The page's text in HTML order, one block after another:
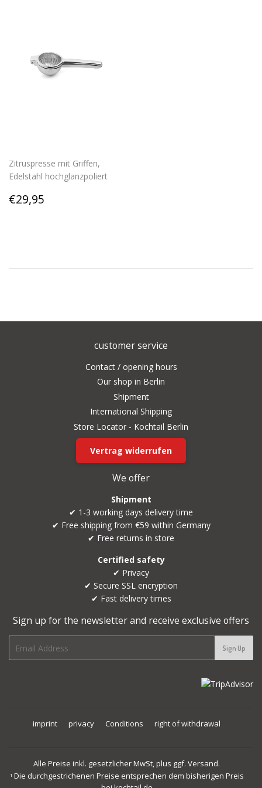
Zitruspresse mit Griffen,
Edelstahl hochglanzpoliert
Regular
price
€29,95
customer service
Contact / opening hours
Our shop in Berlin
Shipment
International Shipping
Store Locator - Kochtail Berlin
Vertrag widerrufen
We offer
Shipment
✔ 1-3 working days delivery time
✔ Free shipping from €59 within Germany
✔ Free returns in store
Certified safety
✔ Privacy
✔ Secure SSL encryption
✔ Fast delivery times
Sign up for the newsletter and receive exclusive offers
mail
Sign Up
imprint privacy Conditions right of withdrawal
Alle Preise inkl. gesetzlicher MwSt, plus ggf. Versand.
1 Die durchgestrichenen Preise entsprechen dem bisherigen Preis